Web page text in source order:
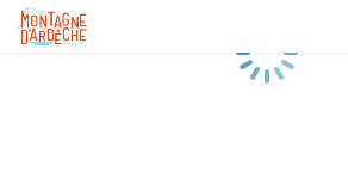
Chargement